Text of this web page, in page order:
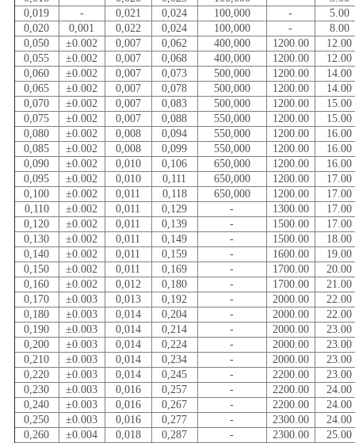
0,019
- 0,021 0,024 100,000 -
5.00
0,020
0,001 0,022 0,024 100,000 -
8.00
0,050
±0.002 0,007 0,062 400,000 1200.00
12.00
0,055
±0.002 0,007 0,068 400,000 1200.00
12.00
0,060
±0.002 0,007 0,073 500,000 1200.00
14.00
0,065
±0.002 0,007 0,078 500,000 1200.00
14.00
0,070
±0.002 0,007 0,083 500,000 1200.00
15.00
0,075
±0.002 0,007 0,088 550,000 1200.00
15.00
0,080
±0.002 0,008 0,094 550,000 1200.00
16.00
0,085
±0.002 0,008 0,099 550,000 1200.00
16.00
0,090
±0.002 0,010 0,106 650,000 1200.00
16.00
0,095
±0.002 0,010 0,111 650,000 1200.00
17.00
0,100
±0.002 0,011 0,118 650,000 1200.00
17.00
0,110
±0.002 0,011 0,129 - 1300.00
17.00
0,120
±0.002 0,011 0,139 - 1500.00
17.00
0,130
±0.002 0,011 0,149 - 1500.00
18.00
0,140
±0.002 0,011 0,159 - 1600.00
19.00
0,150
±0.002 0,011 0,169 - 1700.00
20.00
0,160
±0.002 0,012 0,180 - 1700.00
21.00
0,170
±0.003 0,013 0,192 - 2000.00
22.00
0,180
±0.003 0,014 0,204 - 2000.00
22.00
0,190
±0.003 0,014 0,214 - 2000.00
23.00
0,200
±0.003 0,014 0,224 - 2000.00
23.00
0,210
±0.003 0,014 0,234 - 2000.00
23.00
0,220
±0.003 0,014 0,245 - 2200.00
23.00
0,230
±0.003 0,016 0,257 - 2200.00
24.00
0,240
±0.003 0,016 0,267 - 2200.00
24.00
0,250
±0.003 0,016 0,277 - 2300.00
24.00
0,260
±0.004 0,018 0,287 - 2300.00
25.00